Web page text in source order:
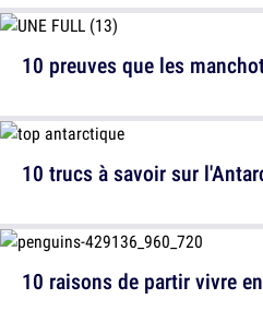
10 trucs à savoir sur
10 preuves que les
10 raisons de partir vivre